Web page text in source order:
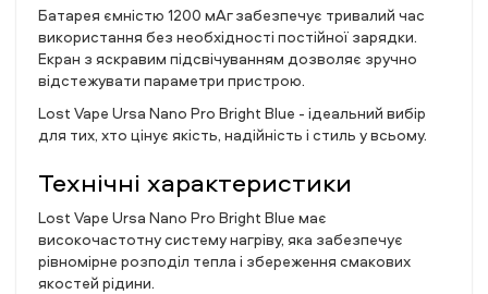
Батарея ємністю 1200 мАг забезпечує тривалий час
використання без необхідності постійної зарядки.
Екран з яскравим підсвічуванням дозволяє зручно
відстежувати параметри пристрою.
Lost Vape Ursa Nano Pro Bright Blue - ідеальний вибір
для тих, хто цінує якість, надійність і стиль у всьому.
Технічні характеристики
Lost Vape Ursa Nano Pro Bright Blue має
високочастотну систему нагріву, яка забезпечує
рівномірне розподіл тепла і збереження смакових
якостей рідини.